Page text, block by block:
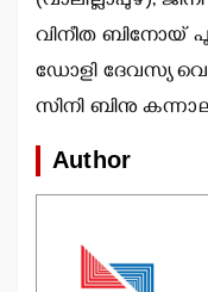
വിനീത ബിനോയ്
ഡോളി ദേവസ്യ
സിനി ബിനു
Author